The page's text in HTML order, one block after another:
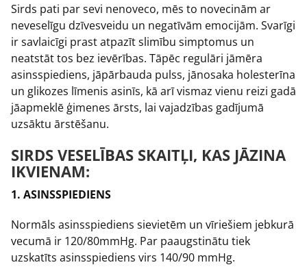
Sirds pati par sevi nenoveco, mēs to novecinām ar
neveselīgu dzīvesveidu un negatīvām emocijām. Svarīgi
ir savlaicīgi prast atpazīt slimību simptomus un
neatstāt tos bez ievērības. Tāpēc regulāri jāmēra
asinsspiediens, jāpārbauda pulss, jānosaka holesterīna
un glikozes līmenis asinīs, kā arī vismaz vienu reizi gadā
jāapmeklē ģimenes ārsts, lai vajadzības gadījumā
uzsāktu ārstēšanu.
SIRDS VESELĪBAS SKAITĻI, KAS JĀZINA
IKVIENAM:
1. ASINSSPIEDIENS
Normāls asinsspiediens sievietēm un vīriešiem jebkurā
vecumā ir 120/80mmHg. Par paaugstinātu tiek
uzskatīts asinsspiediens virs 140/90 mmHg.